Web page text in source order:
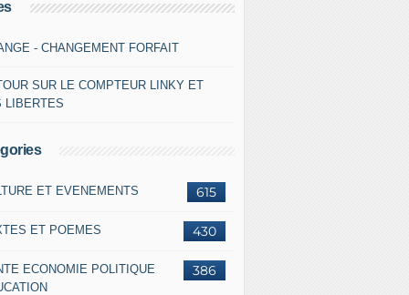
- CHANGEMENT FORFAIT
SUR LE COMPTEUR LINKY ET
LIBERTES
615
ET EVENEMENTS
430
ET POEMES
386
ECONOMIE POLITIQUE